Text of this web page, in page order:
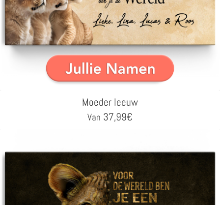
Moeder leeuw
Van 37,99€